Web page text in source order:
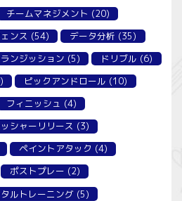
チームマネジメント (20)
ンス (54) データ分析 (35)
ランジッション (5) ドリブル (6)
ピックアンドロール (10)
フィニッシュ (4)
シャーリリース (3)
ペイントアタック (4)
ポストプレー (2)
ルトレーニング (5)